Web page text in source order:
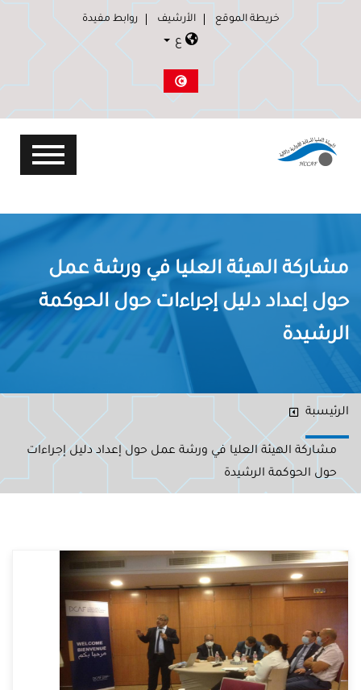
خريطة الموقع الأرشيف روابط مفيدة
ع
مشاركة الهيئة العليا في ورشة عمل
حول إعداد دليل إجراءات حول الحوكمة
الرشيدة
الرئيسبة
مشاركة الهيئة العليا في ورشة عمل حول إعداد دليل إجراءات
حول الحوكمة الرشيدة